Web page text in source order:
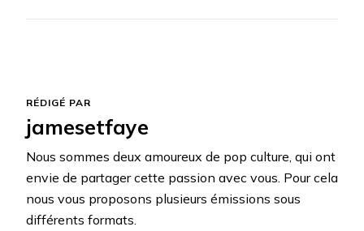
RÉDIGÉ PAR
jamesetfaye
Nous sommes deux amoureux de pop culture, qui ont
envie de partager cette passion avec vous. Pour cela
nous vous proposons plusieurs émissions sous
différents formats.